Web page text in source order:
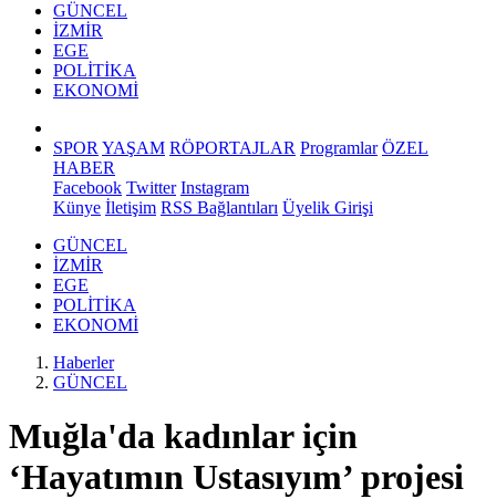
GÜNCEL
İZMİR
EGE
POLİTİKA
EKONOMİ
SPOR YAŞAM RÖPORTAJLAR Programlar ÖZEL
HABER
Facebook Twitter Instagram
Künye İletişim RSS Bağlantıları Üyelik Girişi
GÜNCEL
İZMİR
EGE
POLİTİKA
EKONOMİ
Haberler
GÜNCEL
Muğla'da kadınlar için
‘Hayatımın Ustasıyım’ projesi